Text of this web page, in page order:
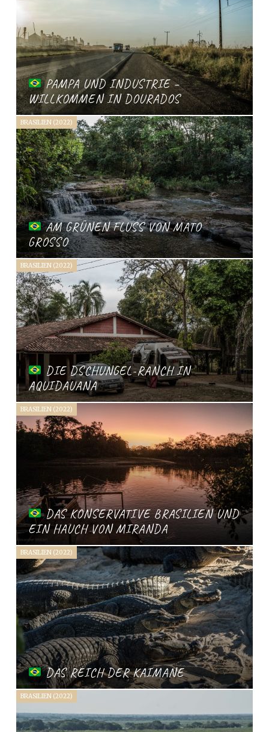
PAMPA UND INDUSTRIE –
WILLKOMMEN IN DOURADOS
BRASILIEN (2022)
AM GRÜNEN FLUSS VON MATO
GROSSO
BRASILIEN (2022)
DIE DSCHUNGEL-RANCH IN
AQUIDAUANA
BRASILIEN (2022)
DAS KONSERVATIVE BRASILIEN UND
EIN HAUCH VON MIRANDA
BRASILIEN (2022)
DAS REICH DER KAIMANE
BRASILIEN (2022)